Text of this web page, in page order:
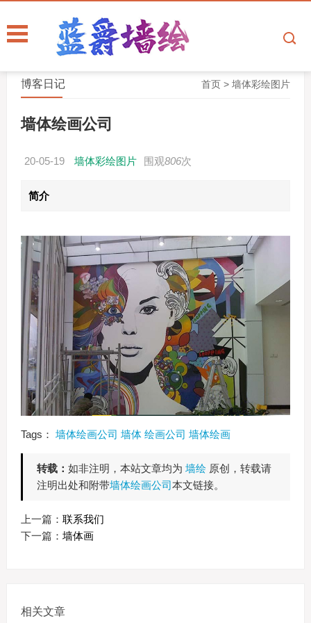
首页 >墙体彩绘图片
博客日记
墙体绘画公司
20-05-19 墙体彩绘图片 围观806次
简介
Tags： 墙体绘画公司 墙体 绘画公司 墙体绘画
转载： 如非注明，本站文章均为 墙绘原创，转载请
注明出处和附带墙体绘画公司本文链接。
上一篇： 联系我们
下一篇： 墙体画
相关文章